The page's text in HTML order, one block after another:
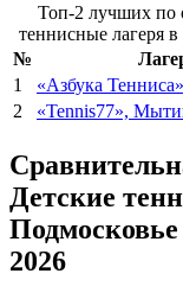
Топ-2 лучших по
теннисные лагеря
№
1
«Азбука
2
«Tennis77»,
Детские
Подмосковье
2026